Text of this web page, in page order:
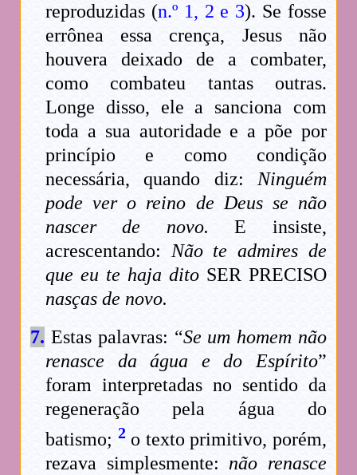
reproduzidas (n.º 1, 2 e 3). Se fosse
errônea essa crença, Jesus não
houvera deixado de a combater,
como combateu tantas outras.
Longe disso, ele a sanciona com
toda a sua autoridade e a põe por
princípio e como condição
necessária, quando diz: Ninguém
pode ver o reino de Deus se não
nascer de novo. E insiste,
acrescentando: Não te admires de
que eu te haja dito SER PRECISO
nasças de novo.
7. Estas palavras: “Se um homem não
renasce da água e do Espírito”
foram interpretadas no sentido da
regeneração pela água do
batismo; 2o texto primitivo, porém,
rezava simplesmente: não renasce